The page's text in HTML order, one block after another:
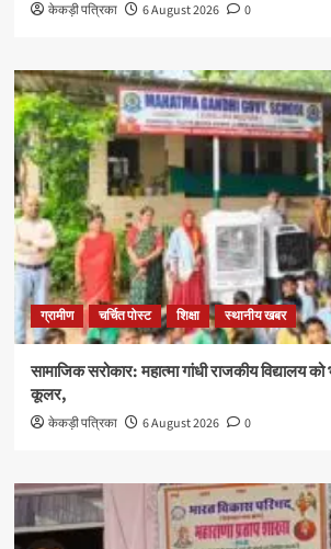
केकड़ी पत्रिका 6 August 2026 0
ग्रामीण चर्चित पोस्ट शिक्षा स्थानीय खबर
सामाजिक सरोकार: महात्मा गांधी राजकीय विद्यालय
कूलर,
केकड़ी पत्रिका 6 August 2026 0